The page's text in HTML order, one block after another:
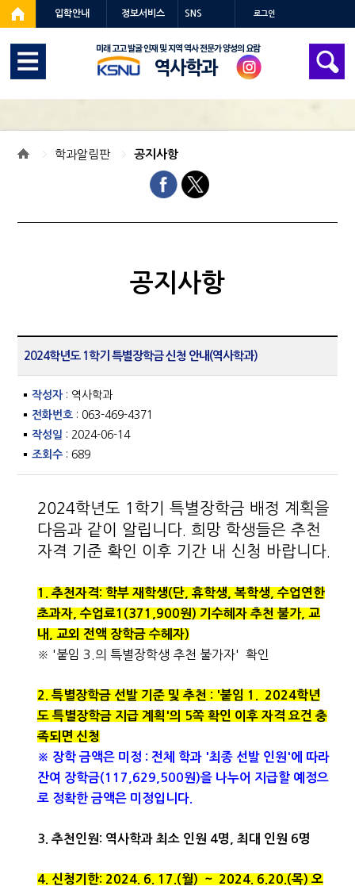
입학안내 정보서비스 SNS 로그인
역사학과
학과알림판 공지사항
공지사항
2024학년도 1학기 특별장학금 신청 안내(역사학과)
작성자 : 역사학과
전화번호 : 063-469-4371
작성일 : 2024-06-14
조회수 : 689
2024학년도 1학기 특별장학금 배정 계획을
다음과 같이 알립니다. 희망 학생들은 추천
자격 기준 확인 이후 기간 내 신청 바랍니다.
1. 추천자격: 학부 재학생(단, 휴학생, 복학생, 수업연한
초과자, 수업료1(371,900원) 기수혜자 추천 불가, 교
내, 교외 전액 장학금 수헤자)
※ '붙임 3.의 특별장학생 추천 불가자' 확인
2. 특별장학금 선발 기준 및 추천 : '붙임 1. 2024학년
도 특별장학금 지급 계획'의 5쪽 확인 이후 자격 요건 충
족되면 신청
※ 장학 금액은 미정 : 전체 학과 '최종 선발 인원'에 따라
잔여 장학금(117,629,500원)을 나누어 지급할 예정으
로 정확한 금액은 미정입니다.
3. 추천인원: 역사학과 최소 인원 4명, 최대 인원 6명
4. 신청기한: 2024. 6. 17.(월) ~ 2024. 6.20.(목) 오